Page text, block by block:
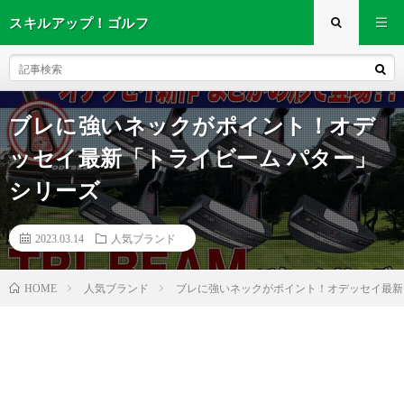
スキルアップ！ゴルフ
ブレに強いネックがポイント！オデ
ッセイ最新「トライビーム パター」
シリーズ
2023.03.14 人気ブランド
HOME 人気ブランド ブレに強いネックがポイント！オデッセイ最